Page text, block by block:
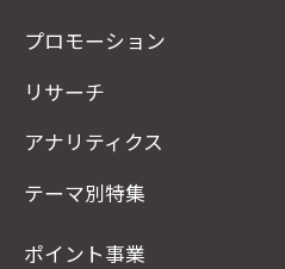
プロモーション
リサーチ
アナリティクス
テーマ別特集
ポイント事業